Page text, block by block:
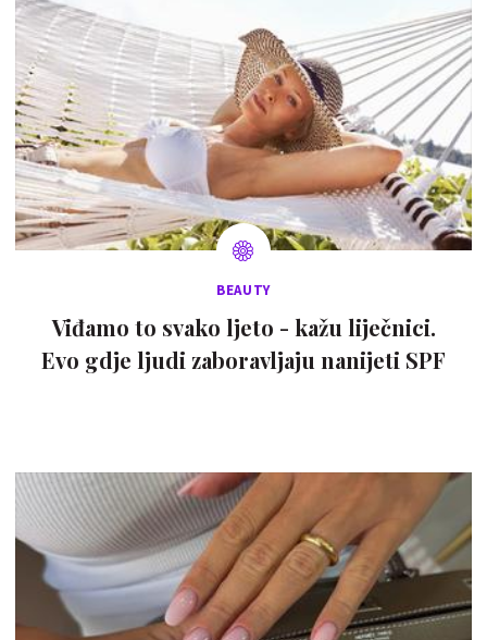
BEAUTY
Viđamo to svako ljeto - kažu liječnici.
Evo gdje ljudi zaboravljaju nanijeti SPF